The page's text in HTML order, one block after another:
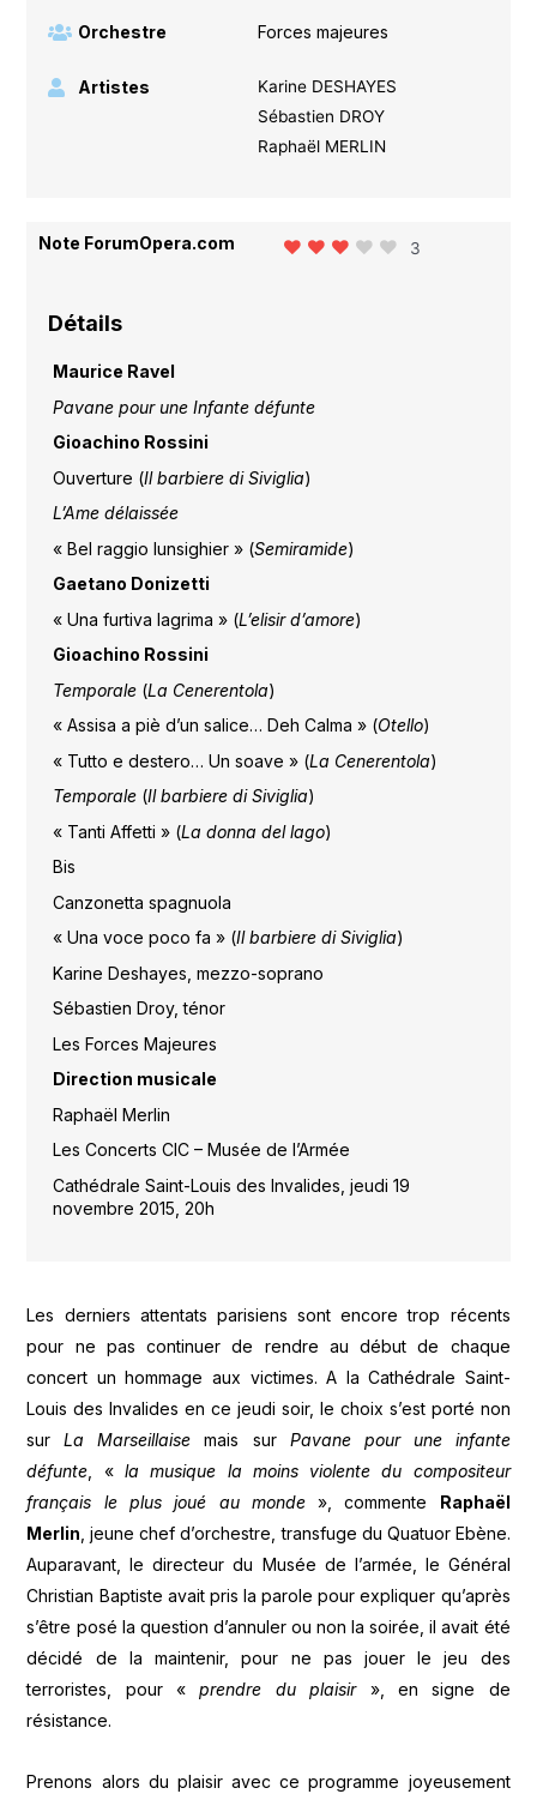
Orchestre Forces majeures
Artistes
Karine DESHAYES
Sébastien DROY
Raphaël MERLIN
Note ForumOpera.com 3
Détails
Maurice Ravel
Pavane pour une Infante défunte
Gioachino Rossini
Ouverture (Il barbiere di Siviglia)
L’Ame délaissée
« Bel raggio lunsighier » (Semiramide)
Gaetano Donizetti
« Una furtiva lagrima » (L’elisir d’amore)
Gioachino Rossini
Temporale(La Cenerentola)
« Assisa a piè d’un salice… Deh Calma » (Otello)
« Tutto e destero… Un soave » (La Cenerentola)
Temporale (Il barbiere di Siviglia)
« Tanti Affetti » (La donna del lago)
Bis
Canzonetta spagnuola
« Una voce poco fa » (Il barbiere di Siviglia)
Karine Deshayes, mezzo-soprano
Sébastien Droy, ténor
Les Forces Majeures
Direction musicale
Raphaël Merlin
Les Concerts CIC – Musée de l’Armée
Cathédrale Saint-Louis des Invalides, jeudi 19
novembre 2015, 20h
Les derniers attentats parisiens sont encore trop récents
pour ne pas continuer de rendre au début de chaque
concert un hommage aux victimes. A la Cathédrale Saint-
Louis des Invalides en ce jeudi soir, le choix s’est porté non
surLa Marseillaise mais sur Pavane pour une infante
défunte, « la musique la moins violente du compositeur
français le plus joué au monde», commente
Raphaël
Merlin, jeune chef d’orchestre, transfuge du Quatuor Ebène.
Auparavant, le directeur du Musée de l’armée, le Général
Christian Baptiste avait pris la parole pour expliquer qu’après
s’être posé la question d’annuler ou non la soirée, il avait été
décidé de la maintenir, pour ne pas jouer le jeu des
terroristes, pour «prendre du plaisir», en signe de
résistance.
Prenons alors du plaisir avec ce programme joyeusement